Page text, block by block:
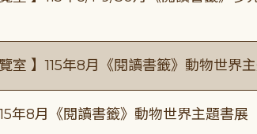
室 】115年8月《閱讀書籤》動物世界
年8月《閱讀書籤》動物世界主題書展